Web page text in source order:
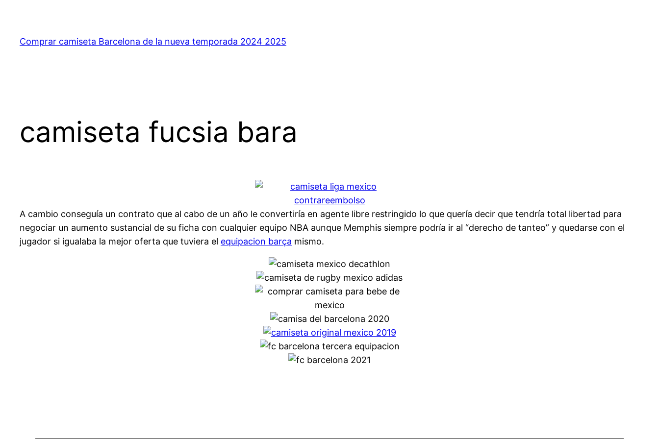
contenido
Comprar camiseta Barcelona de la nueva temporada 2024 2025
camiseta fucsia bara
A cambio conseguía un contrato que al cabo de un año le convertiría en agente libre restringido lo que quería decir que tendría total libertad para
negociar un aumento sustancial de su ficha con cualquier equipo NBA aunque Memphis siempre podría ir al “derecho de tanteo” y quedarse con el
jugador si igualaba la mejor oferta que tuviera el equipacion barça mismo.